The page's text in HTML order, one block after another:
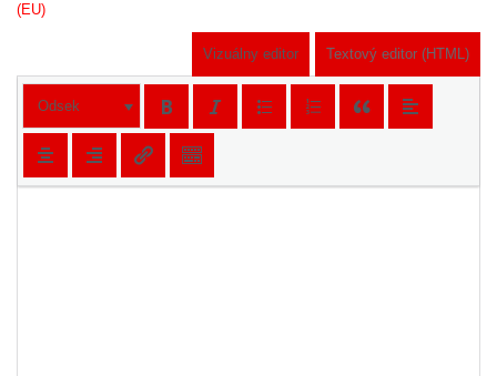
(EU)
Vizuálny editor Textový editor (HTML)
Odsek